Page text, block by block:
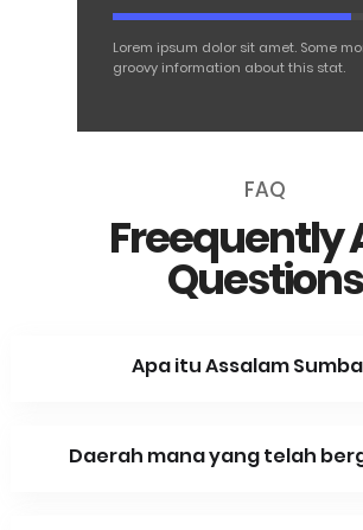
Lorem ipsum dolor sit amet. Some
groovy information about this stat.
FAQ
Freequently
Questions
Apa itu Assalam
Daerah mana yang telah